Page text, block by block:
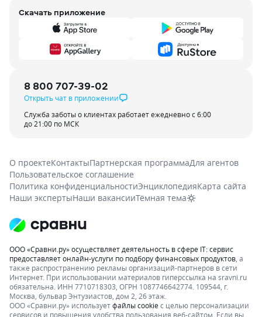
Скачать приложение
8 800 707-39-02
Открыть чат в приложении
Служба заботы о клиентах работает ежедневно с 6:00
до 21:00 по МСК
О проектеКонтактыПартнерская программаДля агентов
Пользовательское соглашение
Политика конфиденциальностиЭнциклопедияКарта сайта
Наши экспертыНаши вакансииТёмная тема
ООО «Сравни.ру» осуществляет деятельность в сфере IT: сервис
предоставляет онлайн-услуги по подбору финансовых продуктов, а
также распространению рекламы организаций-партнеров в сети
Интернет. При использовании материалов гиперссылка на sravni.ru
обязательна. ИНН 7710718303, ОГРН 1087746642774. 109544, г.
Москва, бульвар Энтузиастов, дом 2, 26 этаж.
ООО «Сравни.ру» используетфайлы cookieс целью персонализации
сервисов и повышения удобства пользования веб-сайтом. Если вы